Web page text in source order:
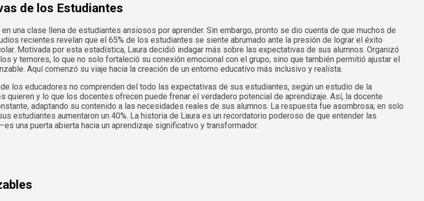
de los Estudiantes
una clase llena de estudiantes ansiosos por aprender. Sin embargo, pronto se dio cuenta de que muchos de
recientes revelan que el 65% de los estudiantes se siente abrumado ante la presión de lograr el éxito
Motivada por esta estadística, Laura decidió indagar más sobre las expectativas de sus alumnos. Organizó
y temores, lo que no solo fortaleció su conexión emocional con el grupo, sino que también permitió ajustar el
Aquí comenzó su viaje hacia la creación de un entorno educativo más inclusivo y realista.
los educadores no comprenden del todo las expectativas de sus estudiantes, según un estudio de la
quieren y lo que los docentes ofrecen puede frenar el verdadero potencial de aprendizaje. Así, la docente
adaptando su contenido a las necesidades reales de sus alumnos. La respuesta fue asombrosa; en solo
estudiantes aumentaron un 40%. La historia de Laura es un recordatorio poderoso de que entender las
una puerta abierta hacia un aprendizaje significativo y transformador.